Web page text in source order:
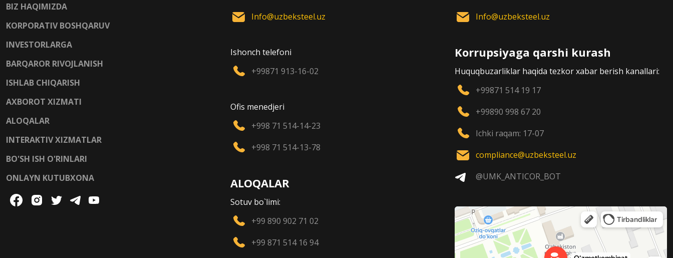
BIZ HAQIMIZDA
KORPORATIV BOSHQARUV
INVESTORLARGA
BARQAROR RIVOJLANISH
ISHLAB CHIQARISH
AXBOROT XIZMATI
ALOQALAR
INTERAKTIV XIZMATLAR
BO'SH ISH O'RINLARI
ONLAYN KUTUBXONA
Info@uzbeksteel.uz
Ishonch telefoni
+99871 913-16-02
Ofis menedjeri
+998 71 514-14-23
+998 71 514-13-78
ALOQALAR
Sotuv bo`limi:
+99 890 902 71 02
+99 871 514 16 94
Info@uzbeksteel.uz
Korrupsiyaga qarshi kurash
Huquqbuzarliklar haqida tezkor xabar berish kanallari:
+99871 514 19 17
+99890 998 67 20
Ichki raqam: 17-07
compliance@uzbeksteel.uz
@UMK_ANTICOR_BOT